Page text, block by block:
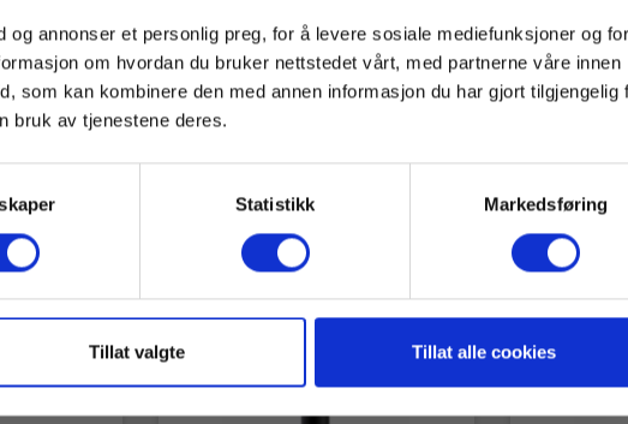
annonser et personlig preg, for å levere sosiale mediefunksjoner og
om hvordan du bruker nettstedet vårt, med partnerne våre innen
som kan kombinere den med annen informasjon du har gjort tilgjengelig
bruk av tjenestene deres.
Statistikk Markedsføring
Tillat valgte Tillat alle cookies
to RJ45,
Ethernet Cable M12 to RJ45,
0.3 m P/N T911869ACC
Snart på sentrallager
895,00 NOK Ekskl. mva
Ethernet
P/M
EAN
Snart på
640,00 NOK